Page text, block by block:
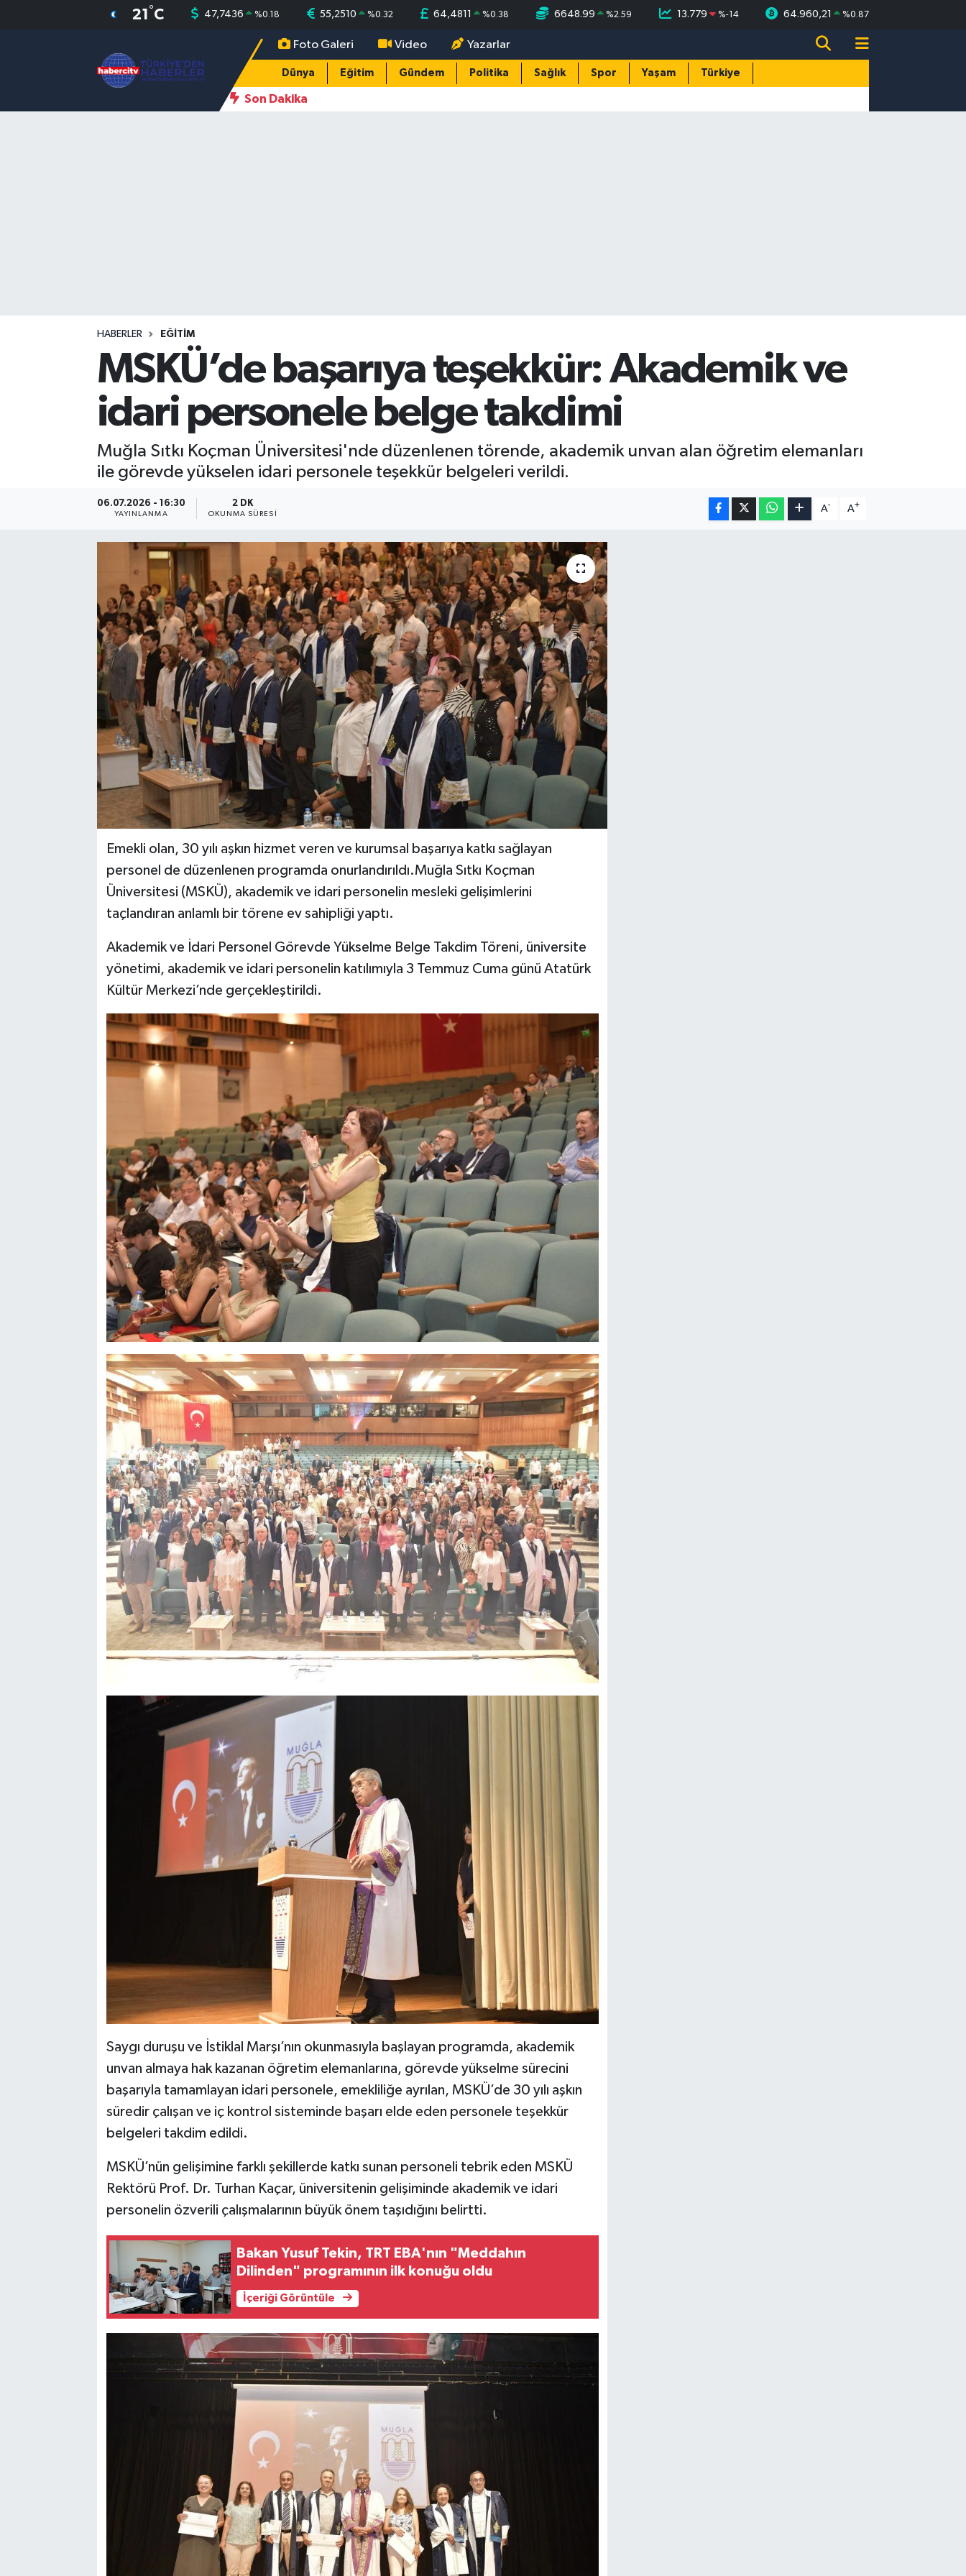
21 °C 47,7436 %0.18 55,2510 %0.32 64,4811 %0.38 6648.99 %2.59 13.779 %-14 64.960,21 %0.87
Foto Galeri Video Yazarlar
Dünya Eğitim Gündem Politika Sağlık Spor Yaşam Türkiye
Son Dakika
HABERLER EĞITIM
MSKÜ’de başarıya teşekkür: Akademik ve
idari personele belge takdimi
Muğla Sıtkı Koçman Üniversitesi'nde düzenlenen törende, akademik unvan alan öğretim elemanları
ile görevde yükselen idari personele teşekkür belgeleri verildi.
06.07.2026 - 16:30
YAYINLANMA
2 DK
OKUNMA SÜRESI
A- A+
Emekli olan, 30 yılı aşkın hizmet veren ve kurumsal başarıya katkı sağlayan
personel de düzenlenen programda onurlandırıldı.Muğla Sıtkı Koçman
Üniversitesi (MSKÜ), akademik ve idari personelin mesleki gelişimlerini
taçlandıran anlamlı bir törene ev sahipliği yaptı.
Akademik ve İdari Personel Görevde Yükselme Belge Takdim Töreni, üniversite
yönetimi, akademik ve idari personelin katılımıyla 3 Temmuz Cuma günü Atatürk
Kültür Merkezi’nde gerçekleştirildi.
Saygı duruşu ve İstiklal Marşı’nın okunmasıyla başlayan programda, akademik
unvan almaya hak kazanan öğretim elemanlarına, görevde yükselme sürecini
başarıyla tamamlayan idari personele, emekliliğe ayrılan, MSKÜ’de 30 yılı aşkın
süredir çalışan ve iç kontrol sisteminde başarı elde eden personele teşekkür
belgeleri takdim edildi.
MSKÜ’nün gelişimine farklı şekillerde katkı sunan personeli tebrik eden MSKÜ
Rektörü Prof. Dr. Turhan Kaçar, üniversitenin gelişiminde akademik ve idari
personelin özverili çalışmalarının büyük önem taşıdığını belirtti.
Bakan Yusuf Tekin, TRT EBA'nın "Meddahın
Dilinden" programının ilk konuğu oldu
İçeriği Görüntüle
Nöbetçi Eczaneler
Hava Durumu